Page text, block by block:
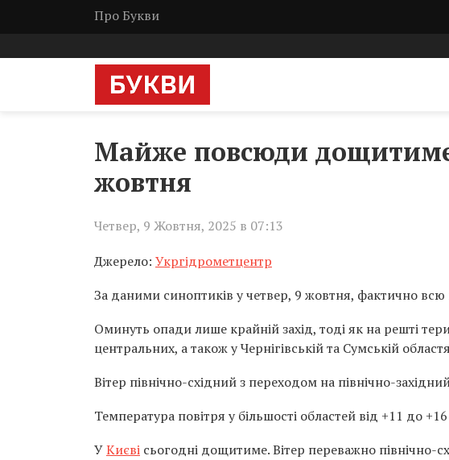
Про Букви
Майже повсюди
жовтня
Четвер, 9 Жовтня, 2025 в 07:13
Джерело: Укргідрометцентр
За даними синоптиків у четвер, 9 жовтня, фактично всю
Оминуть опади лише крайній захід, тоді як на решті
центральних, а також у Чернігівській та Сумській
Вітер північно-східний з переходом на північно-
Температура повітря у більшості областей від +11 до
УКиєві сьогодні дощитиме. Вітер переважно північно-